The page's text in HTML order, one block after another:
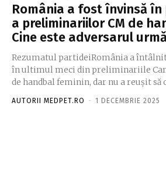
România a fost învinsă
a preliminariilor CM de
Cine este adversarul
Rezumatul partideiRomânia a
în ultimul meci din preliminariile
de handbal feminin, dar nu a reușit să
AUTORII MEDPET.RO - 1 DECEMBRIE 2025